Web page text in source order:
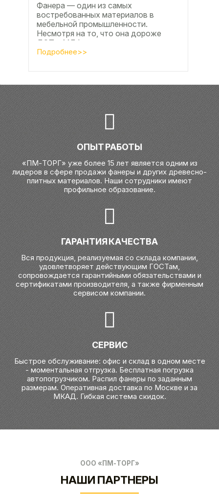
Фанера — один из самых
востребованных материалов в
мебельной промышленности.
Несмотря на то, что она дороже
ДСП и МДФ , ее очень часто
используют для изготовления...
Подробнее>>
ОПЫТ РАБОТЫ
«ПМ-ТОРГ» уже более 15 лет является одним из
лидеров в сфере продажи фанеры и других древесно-
плитных материалов. Наши сотрудники имеют
профильное образование.
ГАРАНТИЯ КАЧЕСТВА
Вся продукция, реализуемая со склада компании,
удовлетворяет действующим ГОСТам,
сопровождается гарантийными обязательствами и
сертификатами производителя, а также фирменным
сервисом компании.
СЕРВИС
Быстрое обслуживание: офис и склад в одном месте
- моментальная отгрузка. Бесплатная погрузка
автопогрузчиком. Распил фанеры по заданным
размерам. Оперативная доставка по Москве и за
МКАД. Гибкая система скидок.
ООО «ПМ-ТОРГ»
НАШИ ПАРТНЕРЫ